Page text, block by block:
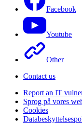
Facebook
Youtube
Other
Contact us
Report an IT
Sprog på vores
Cookies